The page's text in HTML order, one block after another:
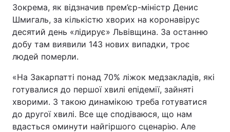
Зокрема, як відзначив прем’єр-міністр Денис
Шмигаль, за кількістю хворих на коронавірус
десятий день «лідирує» Львівщина. За останню
добу там виявили 143 нових випадки, троє
людей померли.
«На Закарпатті понад 70% ліжок медзакладів, які
готувалися до першої хвилі епідемії, зайняті
хворими. З такою динамікою треба готуватися
до другої хвилі. Все ще сподіваюся, що нам
вдасться оминути найгіршого сценарію. Але